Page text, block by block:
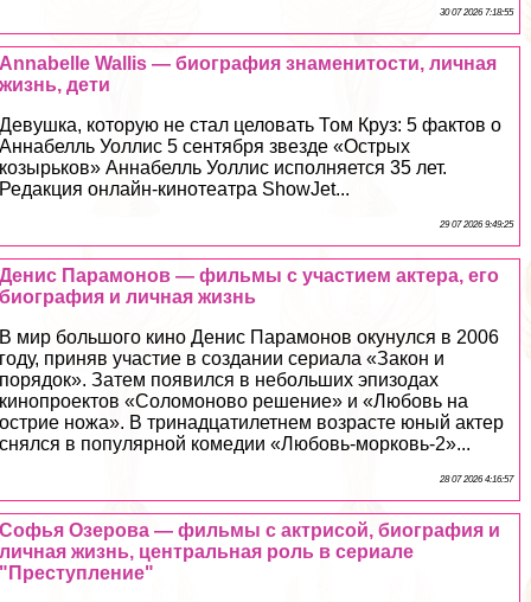
30 07 2026 7:18:55
Annabelle Wallis — биография знаменитости, личная
жизнь, дети
Девушка, которую не стал целовать Том Круз: 5 фактов о
Аннабелль Уоллис 5 сентября звезде «Острых
козырьков» Аннабелль Уоллис исполняется 35 лет.
Редакция онлайн-кинотеатра ShowJet...
29 07 2026 9:49:25
Денис Парамонов — фильмы с участием актера, его
биография и личная жизнь
В мир большого кино Денис Парамонов окунулся в 2006
году, приняв участие в создании сериала «Закон и
порядок». Затем появился в небольших эпизодах
кинопроектов «Соломоново решение» и «Любовь на
острие ножа». В тринадцатилетнем возрасте юный актер
снялся в популярной комедии «Любовь-морковь-2»...
28 07 2026 4:16:57
Софья Озерова — фильмы с актрисой, биография и
личная жизнь, центральная роль в сериале
"Преступление"